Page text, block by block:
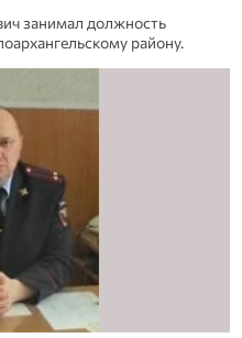
занимал должность
району.